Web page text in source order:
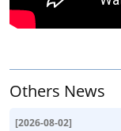
Others News
[2026-08-02]